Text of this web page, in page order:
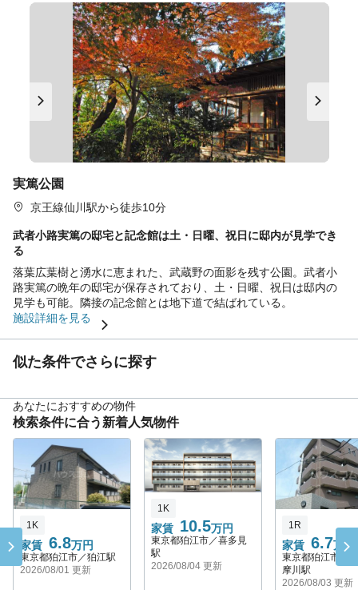
実篤公園
京王線仙川駅から徒歩10分
武者小路実篤の邸宅と記念館は土・日曜、祝日に邸内が見学でき
る
落葉広葉樹と湧水に恵まれた、武蔵野の面影を残す公園。武者小
路実篤の晩年の邸宅が保存されており、土・日曜、祝日は邸内の
見学も可能。隣接の記念館とは地下道で結ばれている。
施設詳細を見る
似た条件でさらに探す
あなたにおすすめの物件
検索条件に合う新着人気物件
1K
家賃 6.8万円
東京都狛江市／狛江駅
2026/08/01 更新
1K
家賃 10.5万円
東京都狛江市／喜多見
駅
2026/08/04 更新
1R
家賃 6.7万円
東京都狛江市／
摩川駅
2026/08/03 更新